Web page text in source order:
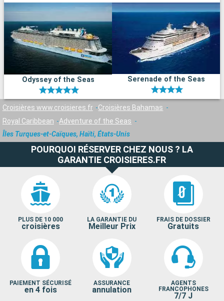
Odyssey of the Seas Serenade of the Seas
Croisières www.croisieres.fr
Croisières Bahamas
Royal Caribbean
Adventure of the Seas
Îles Turques-et-Caïques, Haïti, États-Unis
POURQUOI RÉSERVER CHEZ NOUS ? LA
GARANTIE CROISIERES.FR
PLUS DE 10 000
croisières
LA GARANTIE DU
Meilleur Prix
FRAIS DE DOSSIER
Gratuits
PAIEMENT SÉCURISÉ
en 4 fois
ASSURANCE
annulation
AGENTS
FRANCOPHONES
7/7 J